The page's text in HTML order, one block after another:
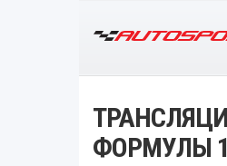
ФОРМУЛЫ 1